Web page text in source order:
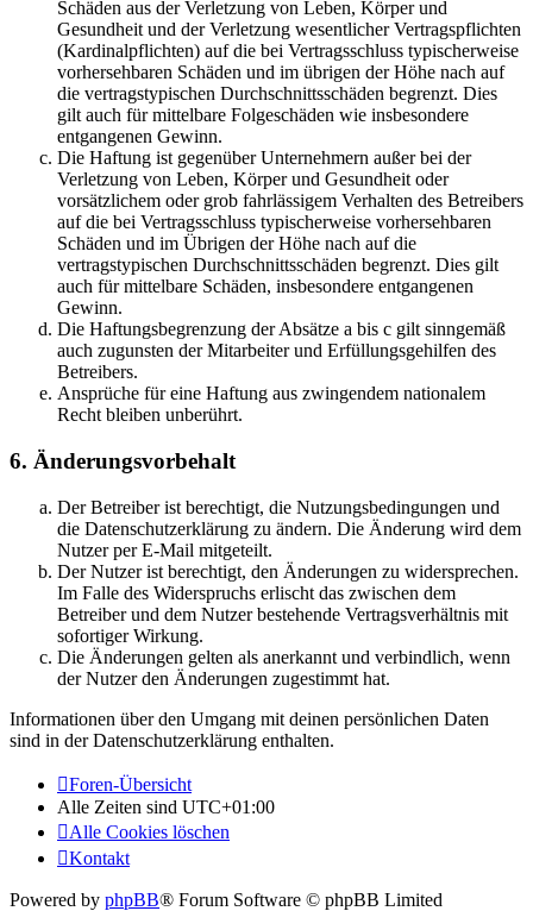
Schäden aus der Verletzung von Leben, Körper und
Gesundheit und der Verletzung wesentlicher Vertragspflichten
(Kardinalpflichten) auf die bei Vertragsschluss typischerweise
vorhersehbaren Schäden und im übrigen der Höhe nach auf
die vertragstypischen Durchschnittsschäden begrenzt. Dies
gilt auch für mittelbare Folgeschäden wie insbesondere
entgangenen Gewinn.
Die Haftung ist gegenüber Unternehmern außer bei der
Verletzung von Leben, Körper und Gesundheit oder
vorsätzlichem oder grob fahrlässigem Verhalten des Betreibers
auf die bei Vertragsschluss typischerweise vorhersehbaren
Schäden und im Übrigen der Höhe nach auf die
vertragstypischen Durchschnittsschäden begrenzt. Dies gilt
auch für mittelbare Schäden, insbesondere entgangenen
Gewinn.
Die Haftungsbegrenzung der Absätze a bis c gilt sinngemäß
auch zugunsten der Mitarbeiter und Erfüllungsgehilfen des
Betreibers.
Ansprüche für eine Haftung aus zwingendem nationalem
Recht bleiben unberührt.
6. Änderungsvorbehalt
Der Betreiber ist berechtigt, die Nutzungsbedingungen und
die Datenschutzerklärung zu ändern. Die Änderung wird dem
Nutzer per E-Mail mitgeteilt.
Der Nutzer ist berechtigt, den Änderungen zu widersprechen.
Im Falle des Widerspruchs erlischt das zwischen dem
Betreiber und dem Nutzer bestehende Vertragsverhältnis mit
sofortiger Wirkung.
Die Änderungen gelten als anerkannt und verbindlich, wenn
der Nutzer den Änderungen zugestimmt hat.
Informationen über den Umgang mit deinen persönlichen Daten
sind in der Datenschutzerklärung enthalten.
Foren-Übersicht
Alle Zeiten sind UTC+01:00
Alle Cookies löschen
Kontakt
Powered by phpBB® Forum Software © phpBB Limited